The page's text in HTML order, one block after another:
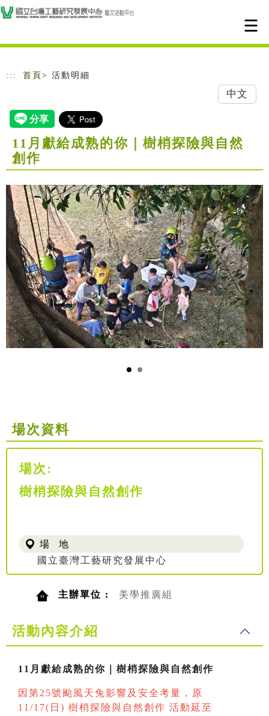
跳到主要內容
網站導覽
::: 首頁 > 活動明細
中文
11月獻給成熟的你｜樹梢探險與自然
創作
場次資料
場次:
樹梢探險與自然創作
場 地
國立臺灣工藝研究發展中心
主辦單位 : 美學推廣組
活動內容介紹
11月獻給成熟的你｜樹梢探險與自然創作
因第25號颱風天兔影響及安全考量，原
11/17(日) 樹梢探險與自然創作 活動延至